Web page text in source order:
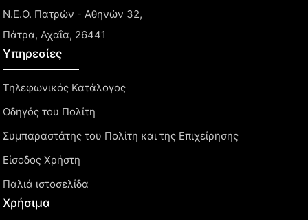
Ν.Ε.Ο. Πατρών - Αθηνών 32,
Πάτρα, Αχαΐα, 26441
Υπηρεσίες
Τηλεφωνικός Κατάλογος
Οδηγός του Πολίτη
Συμπαραστάτης του Πολίτη και της Επιχείρησης
Είσοδος Χρήστη
Παλιά ιστοσελίδα
Χρήσιμα